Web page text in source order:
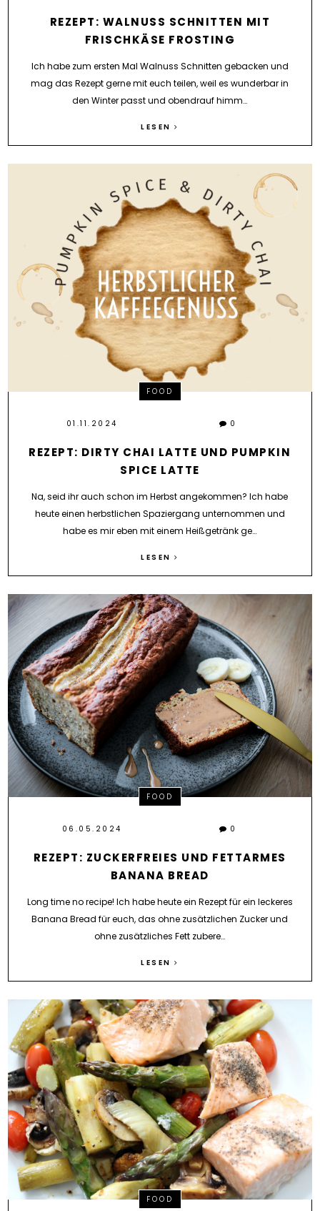
REZEPT: WALNUSS SCHNITTEN MIT
FRISCHKÄSE FROSTING
Ich habe zum ersten Mal Walnuss Schnitten gebacken und
mag das Rezept gerne mit euch teilen, weil es wunderbar in
den Winter passt und obendrauf himm…
LESEN
FOOD
01.11.2024 0
REZEPT: DIRTY CHAI LATTE UND PUMPKIN
SPICE LATTE
Na, seid ihr auch schon im Herbst angekommen? Ich habe
heute einen herbstlichen Spaziergang unternommen und
habe es mir eben mit einem Heißgetränk ge…
LESEN
FOOD
06.05.2024 0
REZEPT: ZUCKERFREIES UND FETTARMES
BANANA BREAD
Long time no recipe! Ich habe heute ein Rezept für ein leckeres
Banana Bread für euch, das ohne zusätzlichen Zucker und
ohne zusätzliches Fett zubere…
LESEN
FOOD